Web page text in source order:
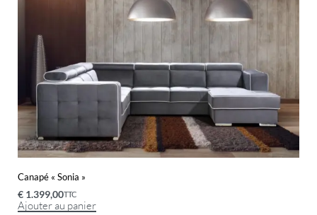
Canapé « Sonia »
€ 1.399,00TTC
Ajouter au panier